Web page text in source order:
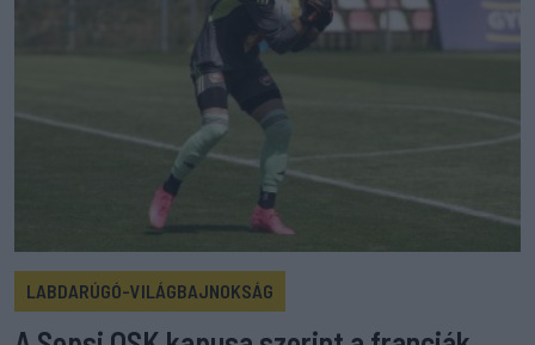
LABDARÚGÓ-VILÁGBAJNOKSÁG